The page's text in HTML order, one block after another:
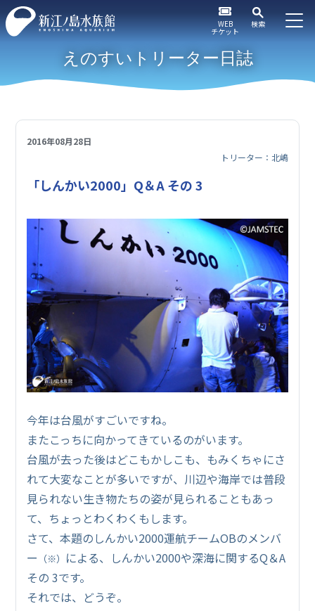
WEB
チケット
検索
えのすいトリーター日誌
2016年08月28日
トリーター：北嶋
「しんかい2000」Q＆A その 3
今年は台風がすごいですね。
またこっちに向かってきているのがいます。
台風が去った後はどこもかしこも、もみくちゃにさ
れて大変なことが多いですが、川辺や海岸では普段
見られない生き物たちの姿が見られることもあっ
て、ちょっとわくわくもします。
さて、本題のしんかい2000運航チームOBのメンバ
ー （※） による、しんかい2000や深海に関するQ＆A
その 3です。
それでは、どうぞ。